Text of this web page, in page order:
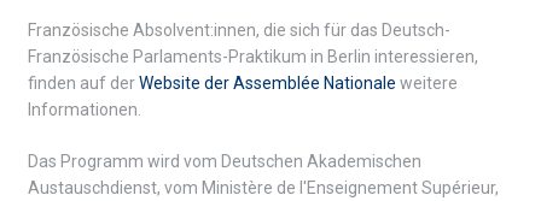
Französische Absolvent:innen, die sich für das Deutsch-
Französische Parlaments-Praktikum in Berlin interessieren,
finden auf derWebsite der Assemblée Nationale weitere
Informationen.
Das Programm wird vom Deutschen Akademischen
Austauschdienst, vom Ministère de l'Enseignement Supérieur,